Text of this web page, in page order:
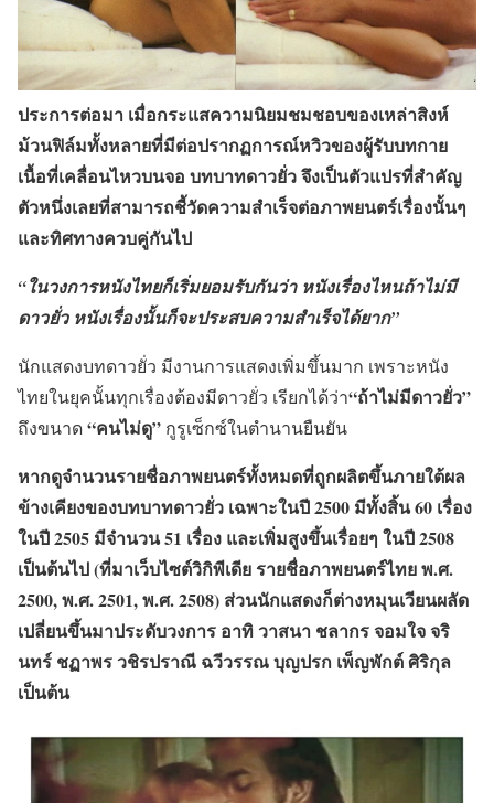
ประการต่อมา เมื่อกระแสความนิยมชมชอบของเหล่าสิงห์
ม้วนฟิล์มทั้งหลายที่มีต่อปรากฏการณ์หวิวของผู้รับบทกาย
เนื้อที่เคลื่อนไหวบนจอ บทบาทดาวยั่ว จึงเป็นตัวแปรที่สำคัญ
ตัวหนึ่งเลยที่สามารถชี้วัดความสำเร็จต่อภาพยนตร์เรื่องนั้นๆ
และทิศทางควบคู่กันไป
“ในวงการหนังไทยก็เริ่มยอมรับกันว่า หนังเรื่องไหนถ้าไม่มี
ดาวยั่ว หนังเรื่องนั้นก็จะประสบความสำเร็จได้ยาก”
นักแสดงบทดาวยั่ว มีงานการแสดงเพิ่มขึ้นมาก เพราะหนัง
ไทยในยุคนั้นทุกเรื่องต้องมีดาวยั่ว เรียกได้ว่า“ถ้าไม่มีดาวยั่ว”
ถึงขนาด“คนไม่ดู” กูรูเซ็กซ์ในตำนานยืนยัน
หากดูจำนวนรายชื่อภาพยนตร์ทั้งหมดที่ถูกผลิตขึ้นภายใต้ผล
ข้างเคียงของบทบาทดาวยั่ว เฉพาะในปี 2500 มีทั้งสิ้น 60 เรื่อง
ในปี 2505 มีจำนวน 51 เรื่อง และเพิ่มสูงขึ้นเรื่อยๆ ในปี 2508
เป็นต้นไป (ที่มาเว็บไซต์วิกิพีเดีย รายชื่อภาพยนตร์ไทย พ.ศ.
2500, พ.ศ. 2501, พ.ศ. 2508) ส่วนนักแสดงก็ต่างหมุนเวียนผลัด
เปลี่ยนขึ้นมาประดับวงการ อาทิ วาสนา ชลากร จอมใจ จริ
นทร์ ชฏาพร วชิรปราณี ฉวีวรรณ บุญปรก เพ็ญพักต์ ศิริกุล
เป็นต้น